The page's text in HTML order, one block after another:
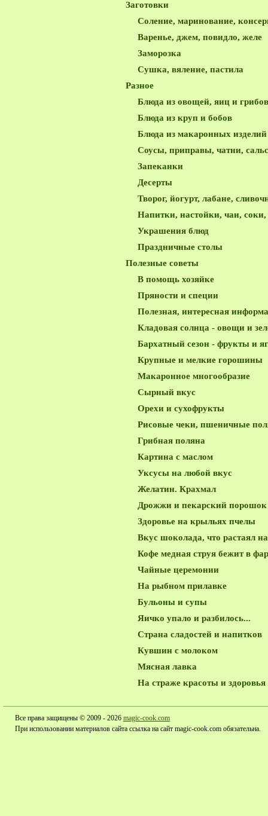
Заготовки
Соление, маринование,
Варенье, джем, повидло, желе
Заморозка
Сушка, вяление, пастила
Разное
Блюда из овощей, яиц и грибов
Блюда из круп и бобов
Блюда из макаронных изделий
Соусы, приправы, чатни,
Запеканки
Десерты
Творог, йогурт, лабане,
Напитки, настойки, чаи,
Украшения блюд
Праздничные столы
Полезные советы
В помощь хозяйке
Пряности и специи
Полезная, интересная
Кладовая солнца - овощи и
Бархатный сезон - фрукты и
Крупные и мелкие горошины
Макаронное многообразие
Сырный вкус
Орехи и сухофрукты
Рисовые чеки, пшеничные
Грибная поляна
Картина с маслом
Уксусы на любой вкус
Желатин. Крахмал
Дрожжи и пекарский порошок
Здоровье на крыльях пчелы
Вкус шоколада, что растаял
Кофе медная струя бежит в
Чайные церемонии
На рыбном прилавке
Бульоны и супы
Яичко упало и разбилось...
Страна сладостей и напитков
Кувшин с молоком
Мясная лавка
На страже красоты и здоровья
Все права защищены © 2009 - 2026 magic-cook.com
При использовании материалов сайта ссылка на сайт magic-cook.com обязательна.